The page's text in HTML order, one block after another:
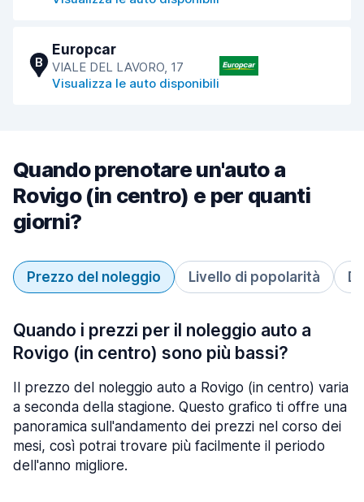
B
Europcar
VIALE DEL LAVORO, 17
Visualizza le auto disponibili
Quando prenotare un'auto a
Rovigo (in centro) e per quanti
giorni?
Prezzo del noleggio Livello di popolarità
Quando i prezzi per il noleggio auto a
Rovigo (in centro) sono più bassi?
Il prezzo del noleggio auto a Rovigo (in centro) varia
a seconda della stagione. Questo grafico ti offre una
panoramica sull'andamento dei prezzi nel corso dei
mesi, così potrai trovare più facilmente il periodo
dell'anno migliore.